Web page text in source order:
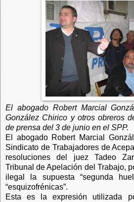
El abogado Robert Marcial
González Chirico y otros obreros
de prensa del 3 de junio en el SPP.
El abogado Robert Marcial
Sindicato de Trabajadores de
resoluciones del juez Tadeo
Tribunal de Apelación del Trabajo,
ilegal la supuesta “segunda
“esquizofrénicas”.
Esta es la expresión utilizada